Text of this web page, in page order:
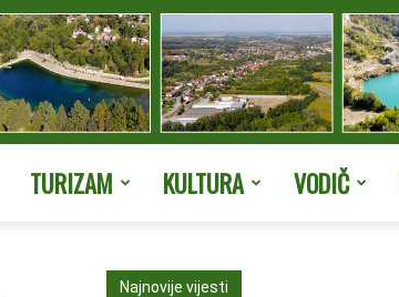
TURIZAM KULTURA VODIČ
Najnovije vijesti